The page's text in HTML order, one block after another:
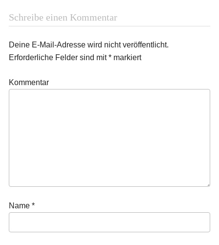
Schreibe einen Kommentar
Deine E-Mail-Adresse wird nicht veröffentlicht.
Erforderliche Felder sind mit*markiert
Kommentar
Name *